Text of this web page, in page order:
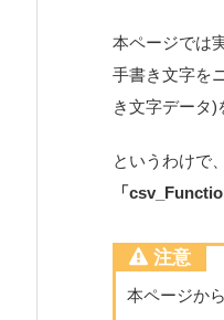
本ページでは
手書き文字を
き文字データ)
というわけで
「
注意
本ページか